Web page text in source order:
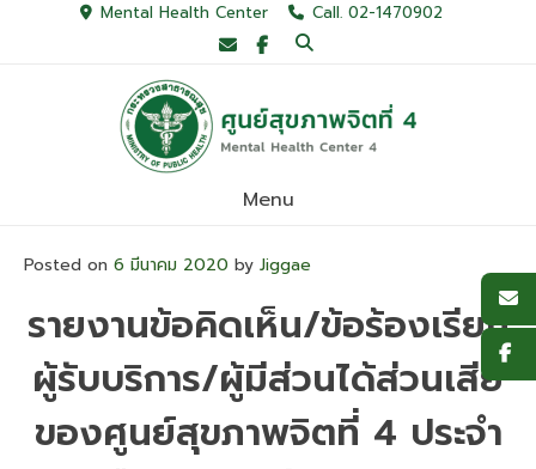
Mental Health Center Call. 02-1470902
Menu
Posted on 6 มีนาคม 2020 by Jiggae
รายงานข้อคิดเห็น/ข้อร้องเรียน
ผู้รับบริการ/ผู้มีส่วนได้ส่วนเสีย
ของศูนย์สุขภาพจิตที่ 4 ประจำ